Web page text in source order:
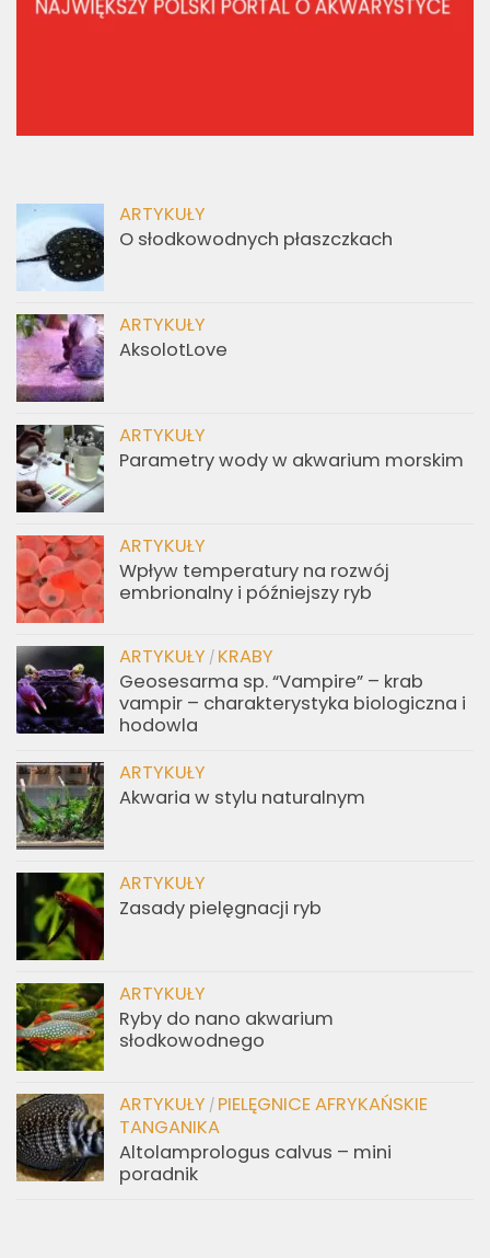
ARTYKUŁY
O słodkowodnych płaszczkach
ARTYKUŁY
AksolotLove
ARTYKUŁY
Parametry wody w akwarium morskim
ARTYKUŁY
Wpływ temperatury na rozwój
embrionalny i późniejszy ryb
ARTYKUŁY / KRABY
Geosesarma sp. “Vampire” – krab
vampir – charakterystyka biologiczna i
hodowla
ARTYKUŁY
Akwaria w stylu naturalnym
ARTYKUŁY
Zasady pielęgnacji ryb
ARTYKUŁY
Ryby do nano akwarium
słodkowodnego
ARTYKUŁY / PIELĘGNICE AFRYKAŃSKIE
TANGANIKA
Altolamprologus calvus – mini
poradnik